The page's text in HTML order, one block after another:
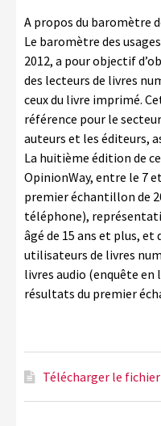
A propos du baromètre
Le baromètre des
2012, a pour objectif
des lecteurs de livres
ceux du livre imprimé.
référence pour le
auteurs et les éditeurs,
La huitième édition de
OpinionWay, entre le 7
premier échantillon de
téléphone),
âgé de 15 ans et plus, et
utilisateurs de livres
livres audio (enquête en
résultats du premier
Télécharger le fichier